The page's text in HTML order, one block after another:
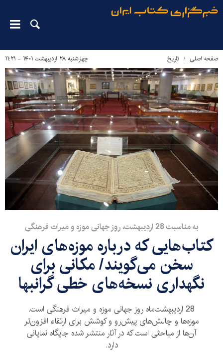
صفحه اصلی تاریخ چهارشنبه ۲۸ اردیبهشت ۱۴۰۱ - ۱۱:۲۱
به مناسبت 28 اردیبهشت، روز جهانی موزه و میراث فرهنگی
کتاب‌هایی که درباره موزه‌های ایران
سخن می‌گویند/ مکانی برای
نگهداری نسخه‌های خطی گرانبها
28 اردیبهشت‌ماه روز جهانی موزه و میراث فرهنگی است.
موزه‌ها و چالش‌های پیش‌رو و کوشش برای ارتقاء افزون‌تر
آن‌ها از مباحثی است که در آثار منتشر شده جایگاه نمایانی
دارد.